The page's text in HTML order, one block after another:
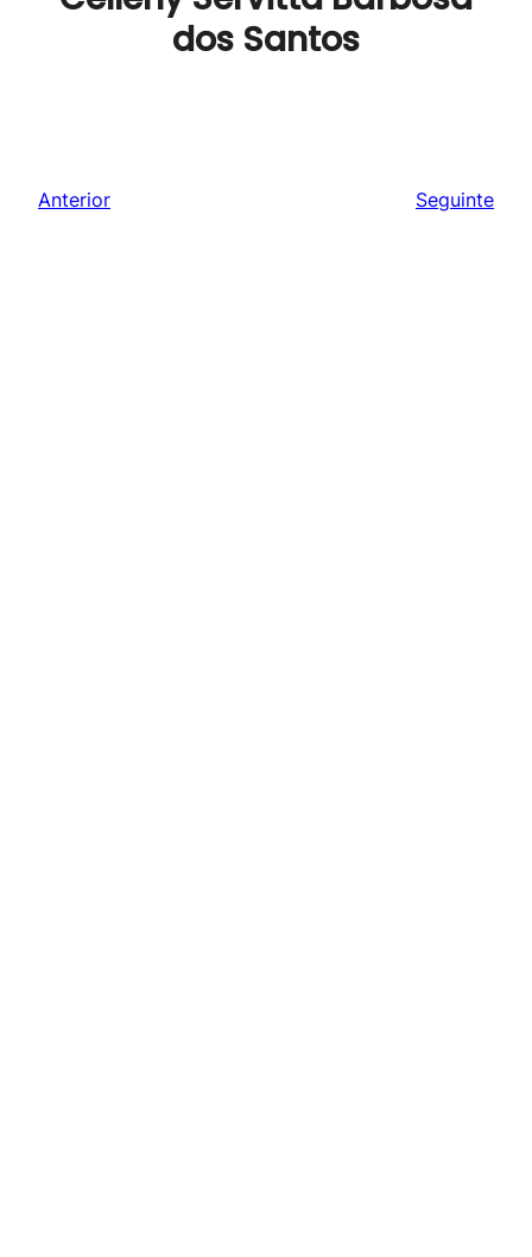
dos Santos
Anterior Seguinte